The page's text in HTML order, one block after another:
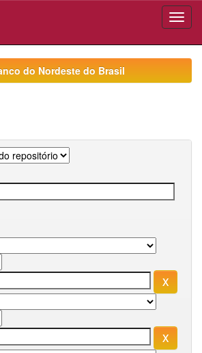
do Nordeste do Brasil